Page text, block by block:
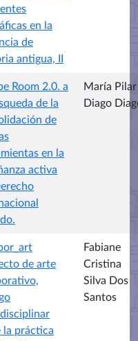
en la
de
antigua, II
Room 2.0. a
de la
de
en la
activa
María Pilar
Diago
de arte
la práctica
Fabiane
Cristina
Silva Dos
Santos